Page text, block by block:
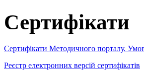
Сертифікати
Сертифікати Методичного порталу.
Реєстр електронних версій сертифікатів